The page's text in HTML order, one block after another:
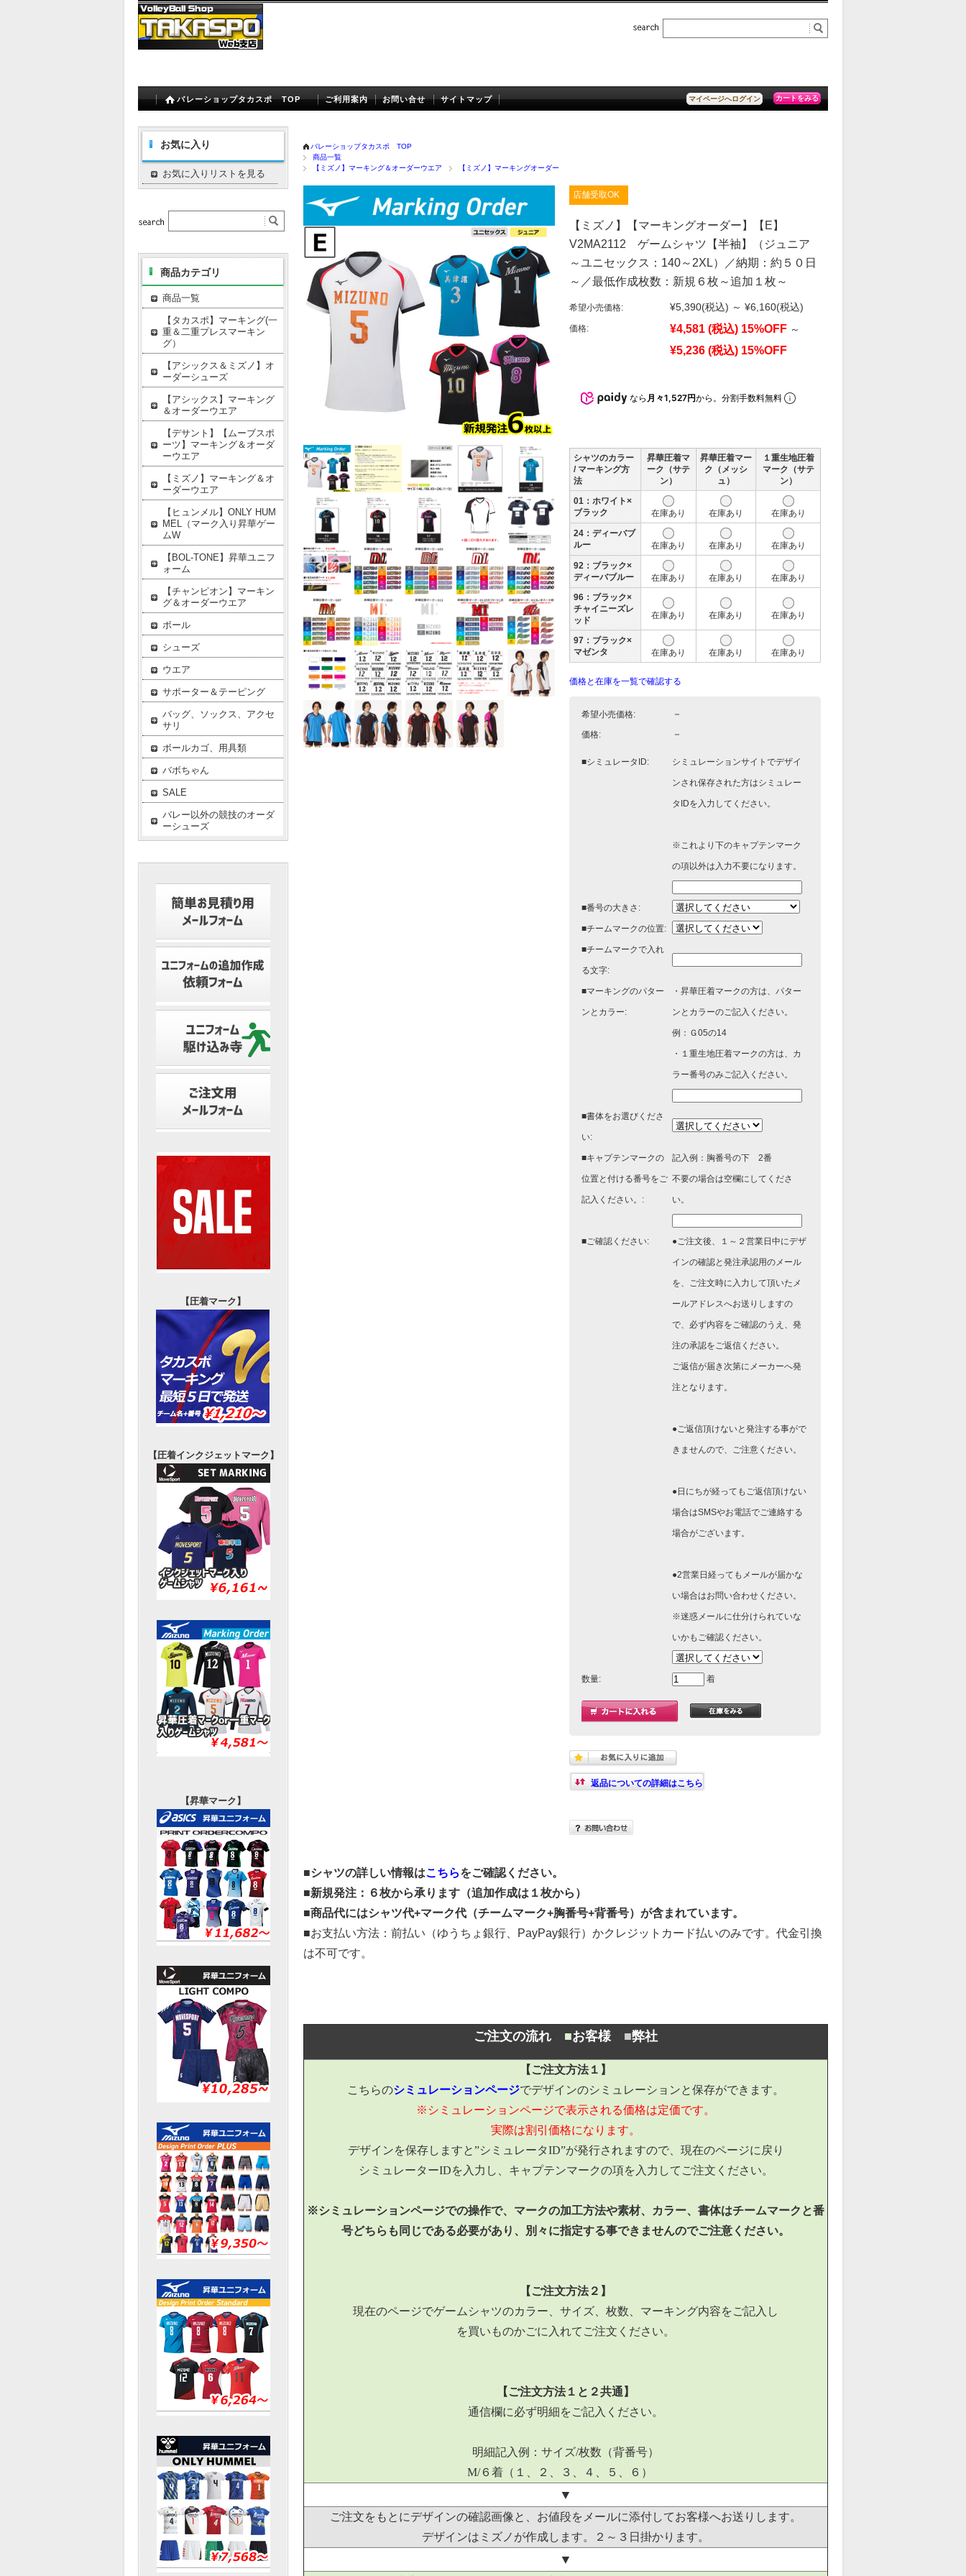
マイページへログイン カートをみる
バレーショップタカスポ TOP ご利用案内 お問い合せ サイトマップ
バレーショップタカスポ TOP
商品一覧
【ミズノ】マーキング＆オーダーウエア
【ミズノ】マーキングオーダー
店舗受取OK
【ミズノ】【マーキングオーダー】【E】
V2MA2112 ゲームシャツ【半袖】（ジュニア
～ユニセックス：140～2XL）／納期：約５０日
～／最低作成枚数：新規６枚～追加１枚～
希望小売価格: ¥5,390(税込) ～ ¥6,160(税込)
価格: ¥4,581 (税込) 15%OFF ～
¥5,236 (税込) 15%OFF
なら 月々1,527円から。分割手数料無料
シャツのカラー
/ マーキング方
法
昇華圧着マ
ーク（サテ
ン）
昇華圧着マー
ク（メッシ
ュ）
１重生地圧着
マーク（サテ
ン）
01：ホワイト×
ブラック
在庫あり 在庫あり
在庫あり
24：ディーバブ
ルー
在庫あり 在庫あり
在庫あり
92：ブラック×
ディーバブルー
在庫あり 在庫あり
在庫あり
96：ブラック×
チャイニーズレ
ッド
在庫あり 在庫あり 在庫あり
97：ブラック×
マゼンタ
在庫あり 在庫あり 在庫あり
価格と在庫を一覧で確認する
希望小売価格: －
価格: －
■シミュレータID: シミュレーションサイトでデザイ
ンされ保存された方はシミュレー
タIDを入力してください。
※これより下のキャプテンマーク
の項以外は入力不要になります。
■番号の大きさ:
■チームマークの位置:
■チームマークで入れ
る文字:
■マーキングのパター
ンとカラー:
・昇華圧着マークの方は、パター
ンとカラーのご記入ください。
例：Ｇ05の14
・１重生地圧着マークの方は、カ
ラー番号のみご記入ください。
■書体をお選びくださ
い:
■キャプテンマークの
位置と付ける番号をご
記入ください。:
記入例：胸番号の下 2番
不要の場合は空欄にしてくださ
い。
■ご確認ください: ●ご注文後、１～２営業日中にデザ
インの確認と発注承認用のメール
を、ご注文時に入力して頂いたメ
ールアドレスへお送りしますの
で、必ず内容をご確認のうえ、発
注の承認をご返信ください。
ご返信が届き次第にメーカーへ発
注となります。
●ご返信頂けないと発注する事がで
きませんので、ご注意ください。
●日にちが経ってもご返信頂けない
場合はSMSやお電話でご連絡する
場合がございます。
●2営業日経ってもメールが届かな
い場合はお問い合わせください。
※迷惑メールに仕分けられていな
いかもご確認ください。
数量: 着
返品についての詳細はこちら
■シャツの詳しい情報はこちらをご確認ください。
■新規発注：６枚から承ります（追加作成は１枚から）
■商品代にはシャツ代+マーク代（チームマーク+胸番号+背番号）が含まれています。
■お支払い方法：前払い（ゆうちょ銀行、PayPay銀行）かクレジットカード払いのみです。代金引換
は不可です。
ご注文の流れ ■お客様 ■弊社
【ご注文方法１】
こちらのシミュレーションページでデザインのシミュレーションと保存ができます。
※シミュレーションページで表示される価格は定価です。
実際は割引価格になります。
デザインを保存しますと”シミュレータID”が発行されますので、現在のページに戻り
シミュレーターIDを入力し、キャプテンマークの項を入力してご注文ください。
※シミュレーションページでの操作で、マークの加工方法や素材、カラー、書体はチームマークと番
号どちらも同じである必要があり、別々に指定する事できませんのでご注意ください。
【ご注文方法２】
現在のページでゲームシャツのカラー、サイズ、枚数、マーキング内容をご記入し
を買いものかごに入れてご注文ください。
【ご注文方法１と２共通】
通信欄に必ず明細をご記入ください。
明細記入例：サイズ/枚数（背番号）
M/６着（１、２、３、４、５、６）
▼
ご注文をもとにデザインの確認画像と、お値段をメールに添付してお客様へお送りします。
デザインはミズノが作成します。２～３日掛かります。
▼
お気に入り
お気に入りリストを見る
商品カテゴリ
商品一覧
【タカスポ】マーキング(一
重＆二重プレスマーキン
グ）
【アシックス＆ミズノ】オ
ーダーシューズ
【アシックス】マーキング
＆オーダーウエア
【デサント】【ムーブスポ
ーツ】マーキング＆オーダ
ーウエア
【ミズノ】マーキング＆オ
ーダーウエア
【ヒュンメル】ONLY HUM
MEL（マーク入り昇華ゲー
ムW
【BOL-TONE】昇華ユニフ
ォーム
【チャンピオン】マーキン
グ＆オーダーウエア
ボール
シューズ
ウエア
サポーター＆テーピング
バッグ、ソックス、アクセ
サリ
ボールカゴ、用具類
バボちゃん
SALE
バレー以外の競技のオーダ
ーシューズ
【圧着マーク】
【圧着インクジェットマーク】
【昇華マーク】